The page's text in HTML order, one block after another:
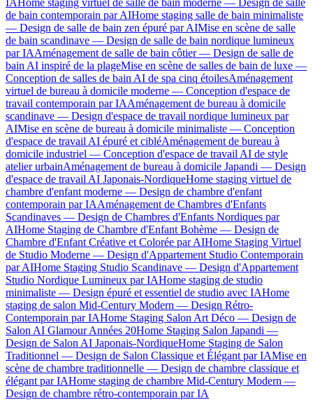
IAHome staging virtuel de salle de bain moderne — Design de salle
de bain contemporain par AIHome staging salle de bain minimaliste
— Design de salle de bain zen épuré par AIMise en scène de salle
de bain scandinave — Design de salle de bain nordique lumineux
par IAAménagement de salle de bain côtier — Design de salle de
bain AI inspiré de la plageMise en scène de salles de bain de luxe —
Conception de salles de bain AI de spa cinq étoilesAménagement
virtuel de bureau à domicile moderne — Conception d'espace de
travail contemporain par IAAménagement de bureau à domicile
scandinave — Design d'espace de travail nordique lumineux par
AIMise en scène de bureau à domicile minimaliste — Conception
d'espace de travail AI épuré et cibléAménagement de bureau à
domicile industriel — Conception d'espace de travail AI de style
atelier urbainAménagement de bureau à domicile Japandi — Design
d'espace de travail AI Japonais-NordiqueHome staging virtuel de
chambre d'enfant moderne — Design de chambre d'enfant
contemporain par IAAménagement de Chambres d'Enfants
Scandinaves — Design de Chambres d'Enfants Nordiques par
AIHome Staging de Chambre d'Enfant Bohème — Design de
Chambre d'Enfant Créative et Colorée par AIHome Staging Virtuel
de Studio Moderne — Design d'Appartement Studio Contemporain
par AIHome Staging Studio Scandinave — Design d'Appartement
Studio Nordique Lumineux par IAHome staging de studio
minimaliste — Design épuré et essentiel de studio avec IAHome
staging de salon Mid-Century Modern — Design Rétro-
Contemporain par IAHome Staging Salon Art Déco — Design de
Salon AI Glamour Années 20Home Staging Salon Japandi —
Design de Salon AI Japonais-NordiqueHome Staging de Salon
Traditionnel — Design de Salon Classique et Élégant par IAMise en
scène de chambre traditionnelle — Design de chambre classique et
élégant par IAHome staging de chambre Mid-Century Modern —
Design de chambre rétro-contemporain par IA